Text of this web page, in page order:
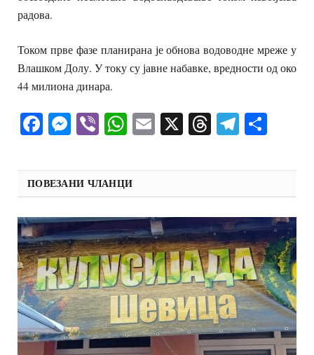
радова.
Током прве фазе планирана је обнова водоводне мреже у
Влашком Долу. У току су јавне набавке, вредности од око
44 милиона динара.
Facebook
Messenger
ViberWhatsApp
Email
X Threads
ПОВЕЗАНИ ЧЛАНЦИ